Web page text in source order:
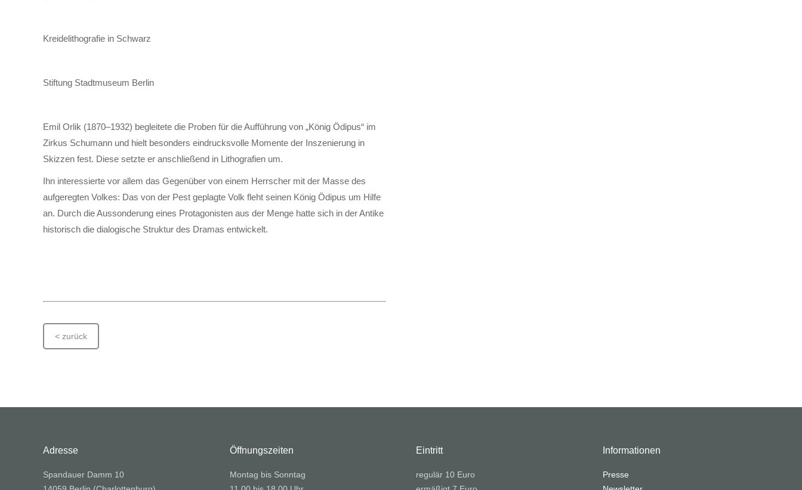
Kreidelithografie in Schwarz
Stiftung Stadtmuseum Berlin
Emil Orlik (1870–1932) begleitete die Proben für die Aufführung von „König Ödipus“ im
Zirkus Schumann und hielt besonders eindrucksvolle Momente der Inszenierung in
Skizzen fest. Diese setzte er anschließend in Lithografien um.
Ihn interessierte vor allem das Gegenüber von einem Herrscher mit der Masse des
aufgeregten Volkes: Das von der Pest geplagte Volk fleht seinen König Ödipus um Hilfe
an. Durch die Aussonderung eines Protagonisten aus der Menge hatte sich in der Antike
historisch die dialogische Struktur des Dramas entwickelt.
< zurück
Adresse
Spandauer Damm 10
Öffnungszeiten
Montag bis Sonntag
Eintritt
regulär 10 Euro
Informationen
Presse